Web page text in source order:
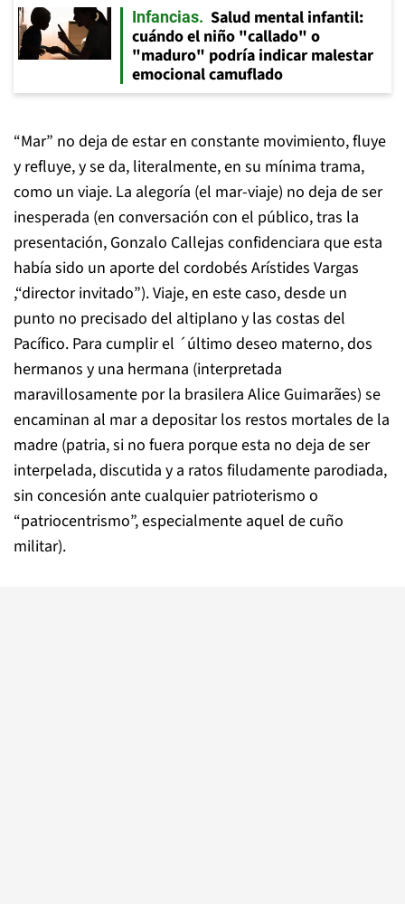
Infancias
Salud mental infantil:
cuándo el niño "callado" o
"maduro" podría indicar malestar
emocional camuflado
“Mar” no deja de estar en constante movimiento, fluye
y refluye, y se da, literalmente, en su mínima trama,
como un viaje. La alegoría (el mar-viaje) no deja de ser
inesperada (en conversación con el público, tras la
presentación, Gonzalo Callejas confidenciara que esta
había sido un aporte del cordobés Arístides Vargas
,“director invitado”). Viaje, en este caso, desde un
punto no precisado del altiplano y las costas del
Pacífico. Para cumplir el ´último deseo materno, dos
hermanos y una hermana (interpretada
maravillosamente por la brasilera Alice Guimarães) se
encaminan al mar a depositar los restos mortales de la
madre (patria, si no fuera porque esta no deja de ser
interpelada, discutida y a ratos filudamente parodiada,
sin concesión ante cualquier patrioterismo o
“patriocentrismo”, especialmente aquel de cuño
militar).